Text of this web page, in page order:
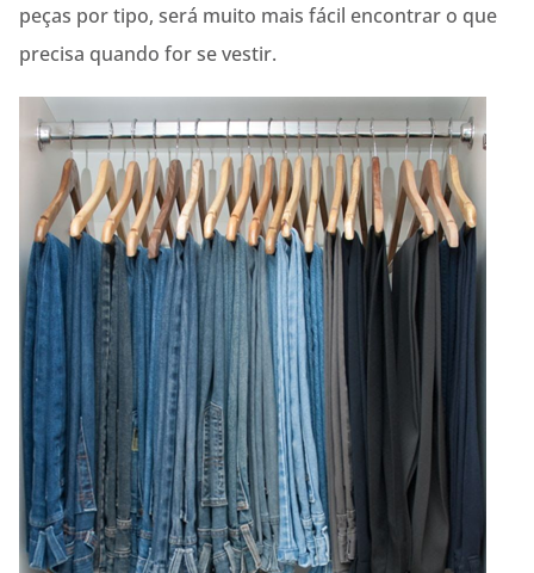
peças por tipo, será muito mais fácil encontrar o que
precisa quando for se vestir.